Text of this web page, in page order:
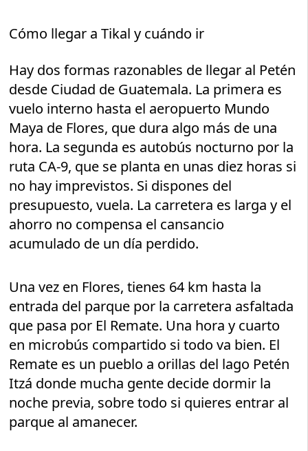
Cómo llegar a Tikal y cuándo ir
Hay dos formas razonables de llegar al Petén
desde Ciudad de Guatemala. La primera es
vuelo interno hasta el aeropuerto Mundo
Maya de Flores, que dura algo más de una
hora. La segunda es autobús nocturno por la
ruta CA-9, que se planta en unas diez horas si
no hay imprevistos. Si dispones del
presupuesto, vuela. La carretera es larga y el
ahorro no compensa el cansancio
acumulado de un día perdido.
Una vez en Flores, tienes 64 km hasta la
entrada del parque por la carretera asfaltada
que pasa por El Remate. Una hora y cuarto
en microbús compartido si todo va bien. El
Remate es un pueblo a orillas del lago Petén
Itzá donde mucha gente decide dormir la
noche previa, sobre todo si quieres entrar al
parque al amanecer.